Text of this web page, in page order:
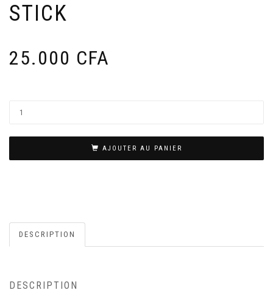
STICK
25.000 CFA
AJOUTER AU PANIER
DESCRIPTION
DESCRIPTION